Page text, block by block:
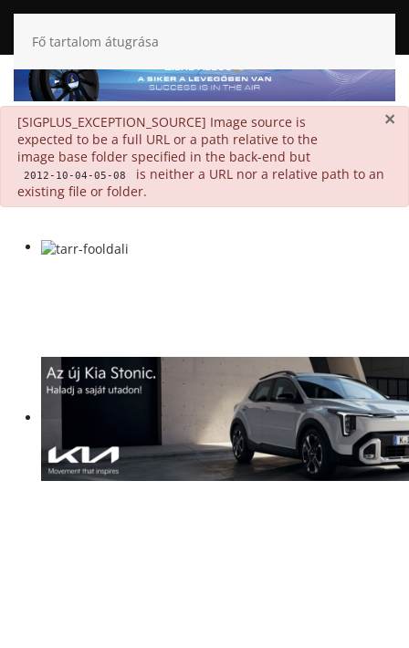
Fő tartalom átugrása
×
danger
[SIGPLUS_EXCEPTION_SOURCE] Image source is
expected to be a full URL or a path relative to the
image base folder specified in the back-end but
2012-10-04-05-08
is neither a URL nor a relative path to an
existing file or folder.